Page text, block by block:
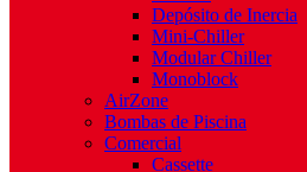
Depósito de Inercia
Mini-Chiller
Modular Chiller
Monoblock
AirZone
Bombas de Piscina
Comercial
Cassette